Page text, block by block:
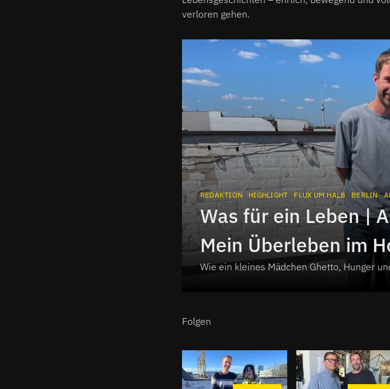
verloren gehen.
REDAKTION HIGHLIGHT FLUX UM HALB BERLIN
Was für ein Leben |
Mein Überleben im
Wie ein kleines Mädchen Ghetto, Hunger
Folgen